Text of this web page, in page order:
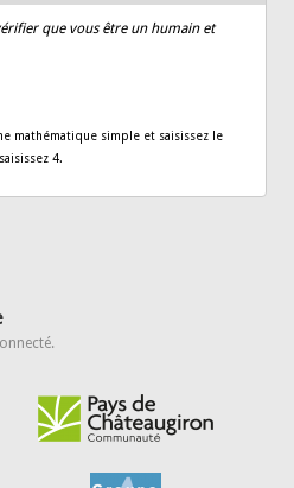
que vous être un humain et
mathématique simple et saisissez le
4.